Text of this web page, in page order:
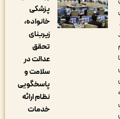
پزشکی
خانواده،
عدالت در
سلامت و
پاسخگویی
نظام ارائه